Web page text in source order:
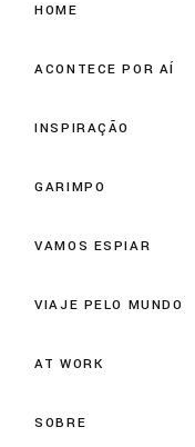
HOME
ACONTECE POR AÍ
INSPIRAÇÃO
GARIMPO
VAMOS ESPIAR
VIAJE PELO MUNDO
AT WORK
SOBRE